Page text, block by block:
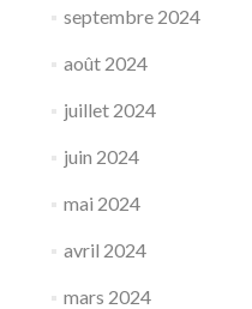
septembre 2024
août 2024
juillet 2024
juin 2024
mai 2024
avril 2024
mars 2024